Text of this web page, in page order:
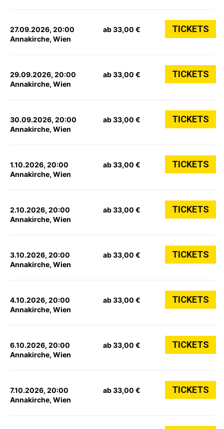
27.09.2026, 20:00
Annakirche, Wien
ab 33,00 € TICKETS
29.09.2026, 20:00
Annakirche, Wien
ab 33,00 € TICKETS
30.09.2026, 20:00
Annakirche, Wien
ab 33,00 € TICKETS
1.10.2026, 20:00
Annakirche, Wien
ab 33,00 € TICKETS
2.10.2026, 20:00
Annakirche, Wien
ab 33,00 € TICKETS
3.10.2026, 20:00
Annakirche, Wien
ab 33,00 € TICKETS
4.10.2026, 20:00
Annakirche, Wien
ab 33,00 € TICKETS
6.10.2026, 20:00
Annakirche, Wien
ab 33,00 € TICKETS
7.10.2026, 20:00
Annakirche, Wien
ab 33,00 € TICKETS